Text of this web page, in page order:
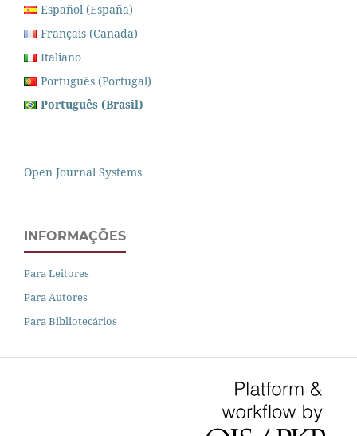
Español (España)
Français (Canada)
Italiano
Português (Portugal)
Português (Brasil)
Open Journal Systems
INFORMAÇÕES
Para Leitores
Para Autores
Para Bibliotecários